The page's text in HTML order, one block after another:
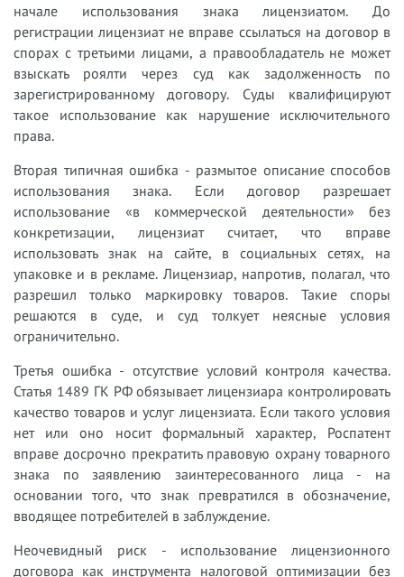
начале использования знака лицензиатом. До
регистрации лицензиат не вправе ссылаться на договор в
спорах с третьими лицами, а правообладатель не может
взыскать роялти через суд как задолженность по
зарегистрированному договору. Суды квалифицируют
такое использование как нарушение исключительного
права.
Вторая типичная ошибка - размытое описание способов
использования знака. Если договор разрешает
использование «в коммерческой деятельности» без
конкретизации, лицензиат считает, что вправе
использовать знак на сайте, в социальных сетях, на
упаковке и в рекламе. Лицензиар, напротив, полагал, что
разрешил только маркировку товаров. Такие споры
решаются в суде, и суд толкует неясные условия
ограничительно.
Третья ошибка - отсутствие условий контроля качества.
Статья 1489 ГК РФ обязывает лицензиара контролировать
качество товаров и услуг лицензиата. Если такого условия
нет или оно носит формальный характер, Роспатент
вправе досрочно прекратить правовую охрану товарного
знака по заявлению заинтересованного лица - на
основании того, что знак превратился в обозначение,
вводящее потребителей в заблуждение.
Неочевидный риск - использование лицензионного
договора как инструмента налоговой оптимизации без